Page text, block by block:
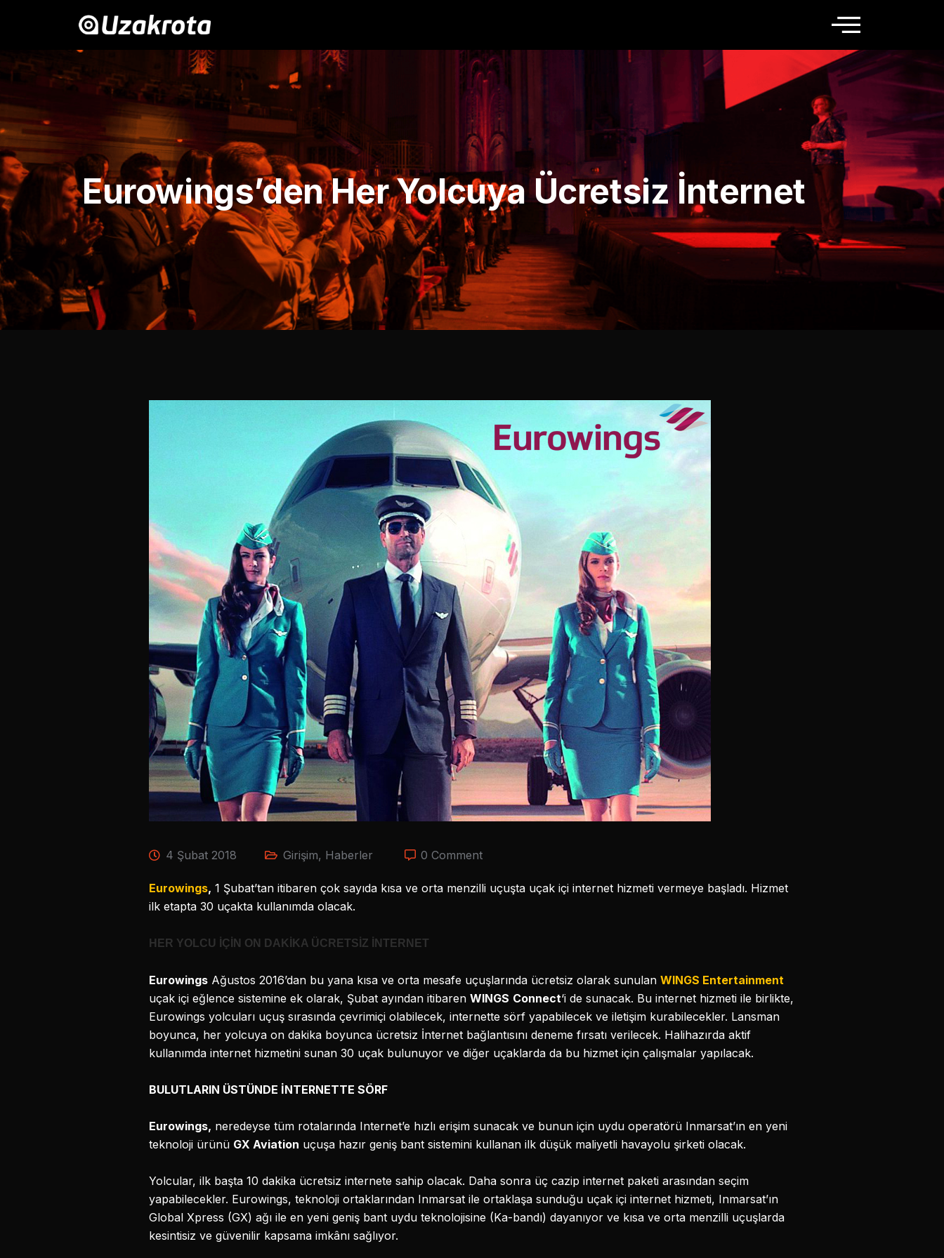
Eurowings’den Her Yolcuya Ücretsiz İnternet
4 Şubat 2018 Girişim, Haberler 0 Comment
Eurowings, 1 Şubat’tan itibaren çok sayıda kısa ve orta menzilli uçuşta uçak içi internet hizmeti vermeye başladı. Hizmet
ilk etapta 30 uçakta kullanımda olacak.
HER YOLCU İÇİN ON DAKİKA ÜCRETSİZ İNTERNET
Eurowings Ağustos 2016’dan bu yana kısa ve orta mesafe uçuşlarında ücretsiz olarak sunulan WINGS Entertainment
uçak içi eğlence sistemine ek olarak, Şubat ayından itibaren WINGS Connect‘i de sunacak. Bu internet hizmeti ile birlikte,
Eurowings yolcuları uçuş sırasında çevrimiçi olabilecek, internette sörf yapabilecek ve iletişim kurabilecekler. Lansman
boyunca, her yolcuya on dakika boyunca ücretsiz İnternet bağlantısını deneme fırsatı verilecek. Halihazırda aktif
kullanımda internet hizmetini sunan 30 uçak bulunuyor ve diğer uçaklarda da bu hizmet için çalışmalar yapılacak.
BULUTLARIN ÜSTÜNDE İNTERNETTE SÖRF
Eurowings, neredeyse tüm rotalarında Internet’e hızlı erişim sunacak ve bunun için uydu operatörü Inmarsat’ın en yeni
teknoloji ürünü GX Aviation uçuşa hazır geniş bant sistemini kullanan ilk düşük maliyetli havayolu şirketi olacak.
Yolcular, ilk başta 10 dakika ücretsiz internete sahip olacak. Daha sonra üç cazip internet paketi arasından seçim
yapabilecekler. Eurowings, teknoloji ortaklarından Inmarsat ile ortaklaşa sunduğu uçak içi internet hizmeti, Inmarsat’ın
Global Xpress (GX) ağı ile en yeni geniş bant uydu teknolojisine (Ka-bandı) dayanıyor ve kısa ve orta menzilli uçuşlarda
kesintisiz ve güvenilir kapsama imkânı sağlıyor.